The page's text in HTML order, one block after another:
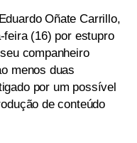
Oñate Carrillo,
feira (16) por estupro
companheiro
menos duas
por um possível
de conteúdo